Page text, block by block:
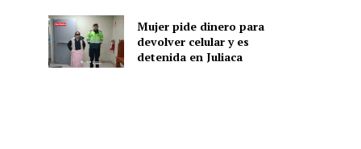
Mujer pide dinero para
devolver celular y es
detenida en Juliaca